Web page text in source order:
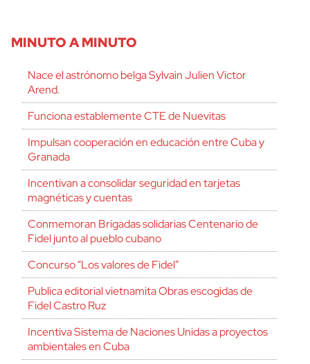
MINUTO A MINUTO
Nace el astrónomo belga Sylvain Julien Victor
Arend.
Funciona establemente CTE de Nuevitas
Impulsan cooperación en educación entre Cuba y
Granada
Incentivan a consolidar seguridad en tarjetas
magnéticas y cuentas
Conmemoran Brigadas solidarias Centenario de
Fidel junto al pueblo cubano
Concurso “Los valores de Fidel”
Publica editorial vietnamita Obras escogidas de
Fidel Castro Ruz
Incentiva Sistema de Naciones Unidas a proyectos
ambientales en Cuba